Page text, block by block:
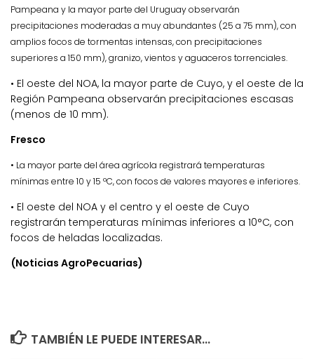
Pampeana y la mayor parte del Uruguay observarán
precipitaciones moderadas a muy abundantes (25 a 75 mm), con
amplios focos de tormentas intensas, con precipitaciones
superiores a 150 mm), granizo, vientos y aguaceros torrenciales.
• El oeste del NOA, la mayor parte de Cuyo, y el oeste de la
Región Pampeana observarán precipitaciones escasas
(menos de 10 mm).
Fresco
• La mayor parte del área agrícola registrará temperaturas
mínimas entre 10 y 15 ºC, con focos de valores mayores e inferiores.
• El oeste del NOA y el centro y el oeste de Cuyo
registrarán temperaturas mínimas inferiores a 10°C, con
focos de heladas localizadas.
(Noticias AgroPecuarias)
TAMBIÉN LE PUEDE INTERESAR...